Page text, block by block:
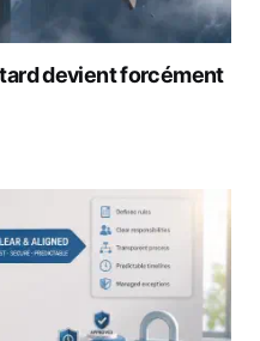
devient forcément